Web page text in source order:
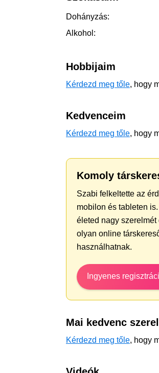
Dohányzás:
Alkohol:
Hobbijaim
Kérdezd meg tőle, hogy
Kedvenceim
Kérdezd meg tőle, hogy
Komoly
Szabi felkeltette az
mobilon és tableten
életed nagy
olyan online
használhatnak.
Ingyenes
Mai kedvenc
Kérdezd meg tőle, hogy